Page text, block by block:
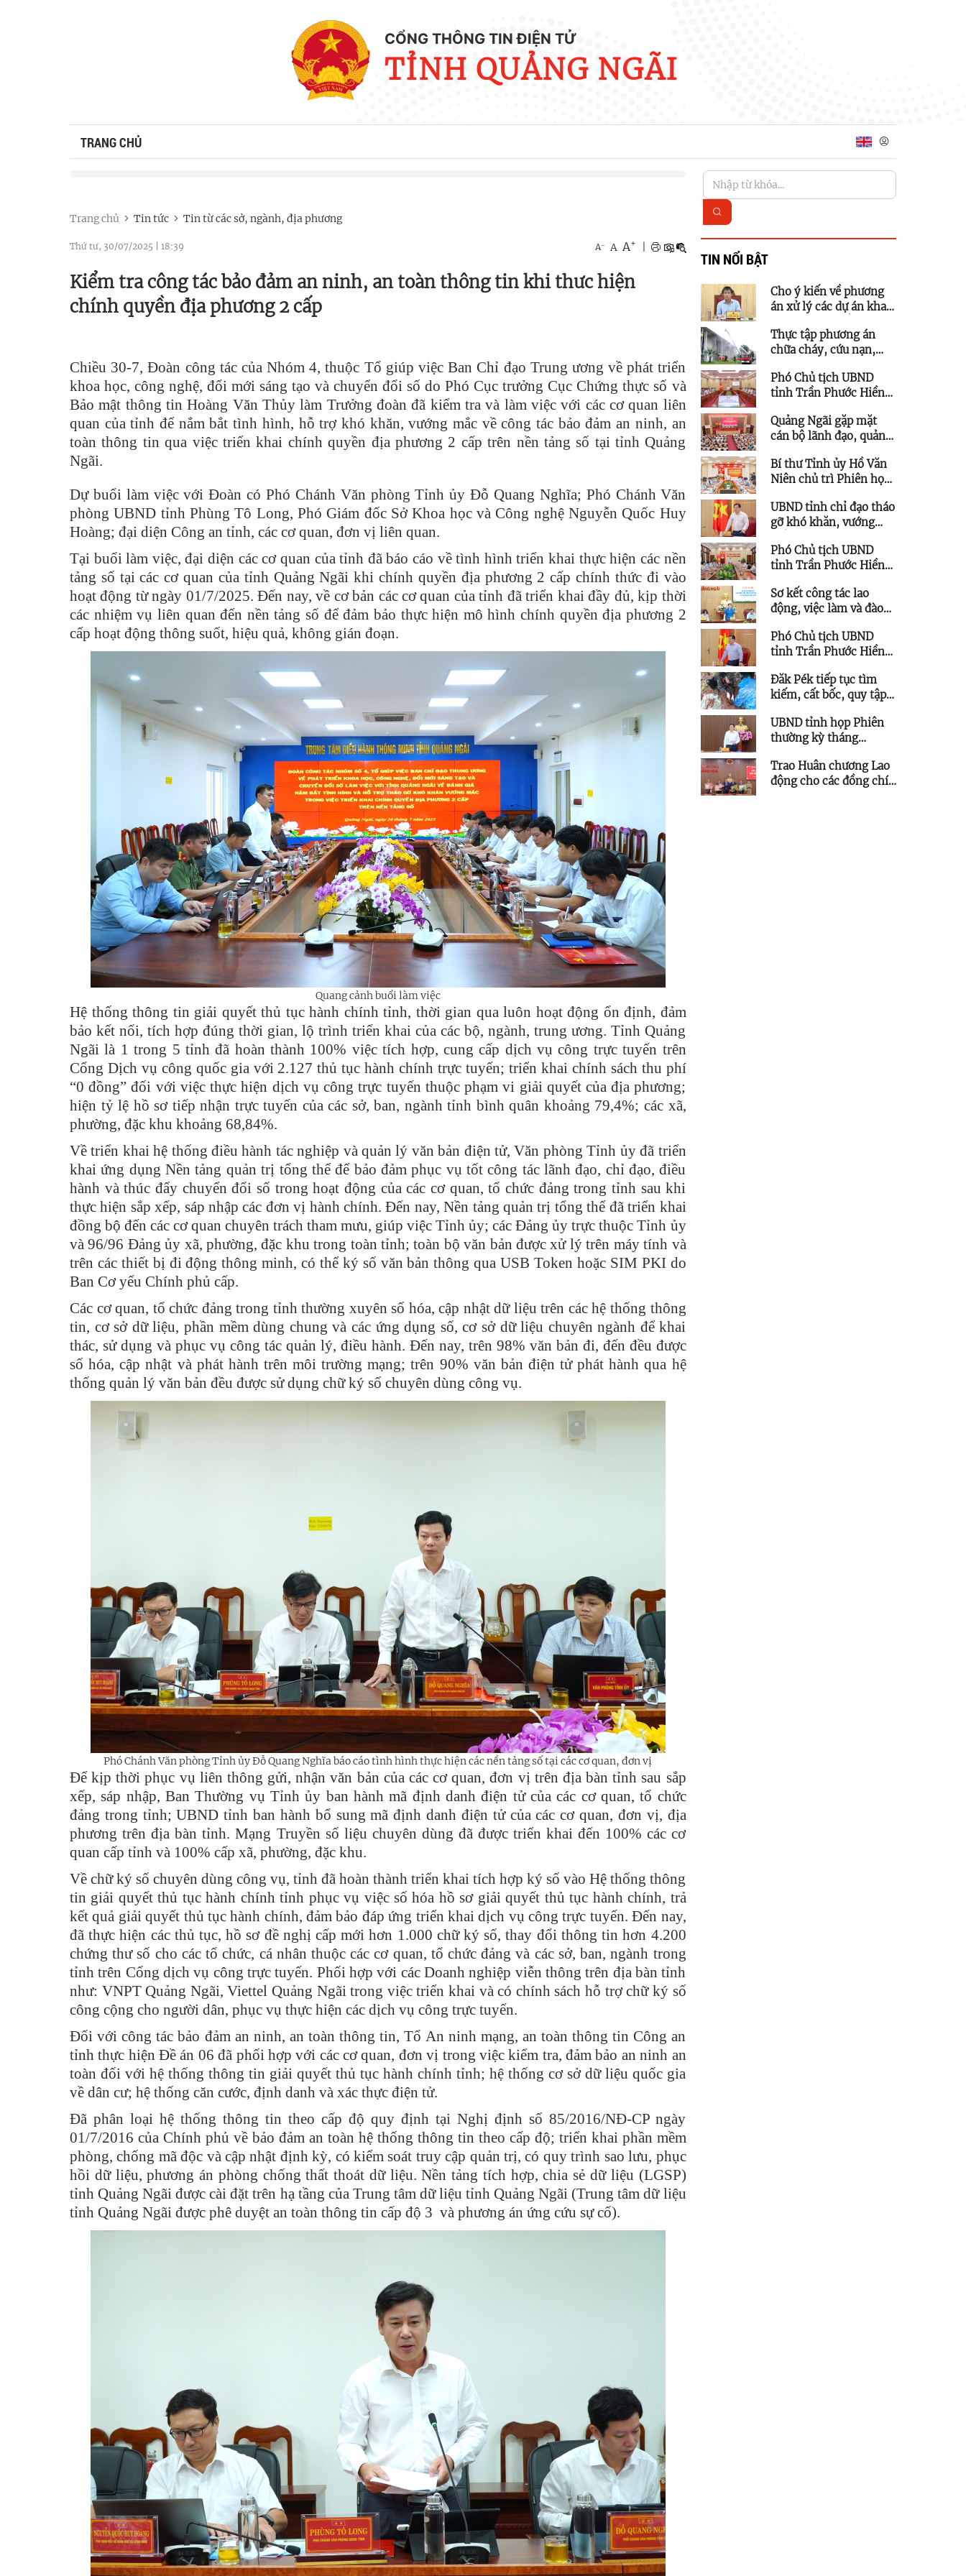
CỔNG THÔNG TIN ĐIỆN TỬ
TỈNH QUẢNG NGÃI
TRANG CHỦ
Trang chủ Tin tức Tin từ các sở, ngành, địa phương
Thứ tư, 30/07/2025 18:39 A- A A+
Kiểm tra công tác bảo đảm an ninh, an toàn thông tin khi thưc hiện
chính quyền địa phương 2 cấp
Chiều 30-7, Đoàn công tác của Nhóm 4, thuộc Tổ giúp việc Ban Chỉ đạo Trung ương về phát triển
khoa học, công nghệ, đổi mới sáng tạo và chuyển đổi số do Phó Cục trưởng Cục Chứng thực số và
Bảo mật thông tin Hoàng Văn Thủy làm Trưởng đoàn đã kiểm tra và làm việc với các cơ quan liên
quan của tỉnh để nắm bắt tình hình, hỗ trợ khó khăn, vướng mắc về công tác bảo đảm an ninh, an
toàn thông tin qua việc triển khai chính quyền địa phương 2 cấp trên nền tảng số tại tỉnh Quảng
Ngãi.
Dự buổi làm việc với Đoàn có Phó Chánh Văn phòng Tỉnh ủy Đỗ Quang Nghĩa; Phó Chánh Văn
phòng UBND tỉnh Phùng Tô Long, Phó Giám đốc Sở Khoa học và Công nghệ Nguyễn Quốc Huy
Hoàng; đại diện Công an tỉnh, các cơ quan, đơn vị liên quan.
Tại buổi làm việc, đại diện các cơ quan của tỉnh đã báo cáo về tình hình triển khai thực hiện các nền
tảng số tại các cơ quan của tỉnh Quảng Ngãi khi chính quyền địa phương 2 cấp chính thức đi vào
hoạt động từ ngày 01/7/2025. Đến nay, về cơ bản các cơ quan của tỉnh đã triển khai đầy đủ, kịp thời
các nhiệm vụ liên quan đến nền tảng số để đảm bảo thực hiện mô hình chính quyền địa phương 2
cấp hoạt động thông suốt, hiệu quả, không gián đoạn.
Quang cảnh buổi làm việc
Hệ thống thông tin giải quyết thủ tục hành chính tỉnh, thời gian qua luôn hoạt động ổn định, đảm
bảo kết nối, tích hợp đúng thời gian, lộ trình triển khai của các bộ, ngành, trung ương. Tỉnh Quảng
Ngãi là 1 trong 5 tỉnh đã hoàn thành 100% việc tích hợp, cung cấp dịch vụ công trực tuyến trên
Cổng Dịch vụ công quốc gia với 2.127 thủ tục hành chính trực tuyến; triển khai chính sách thu phí
“0 đồng” đối với việc thực hiện dịch vụ công trực tuyến thuộc phạm vi giải quyết của địa phương;
hiện tỷ lệ hồ sơ tiếp nhận trực tuyến của các sở, ban, ngành tỉnh bình quân khoảng 79,4%; các xã,
phường, đặc khu khoảng 68,84%.
Về triển khai hệ thống điều hành tác nghiệp và quản lý văn bản điện tử, Văn phòng Tỉnh ủy đã triển
khai ứng dụng Nền tảng quản trị tổng thể để bảo đảm phục vụ tốt công tác lãnh đạo, chỉ đạo, điều
hành và thúc đẩy chuyển đổi số trong hoạt động của các cơ quan, tổ chức đảng trong tỉnh sau khi
thực hiện sắp xếp, sáp nhập các đơn vị hành chính. Đến nay, Nền tảng quản trị tổng thể đã triển khai
đồng bộ đến các cơ quan chuyên trách tham mưu, giúp việc Tỉnh ủy; các Đảng ủy trực thuộc Tỉnh ủy
và 96/96 Đảng ủy xã, phường, đặc khu trong toàn tỉnh; toàn bộ văn bản được xử lý trên máy tính và
trên các thiết bị đi động thông minh, có thể ký số văn bản thông qua USB Token hoặc SIM PKI do
Ban Cơ yếu Chính phủ cấp.
Các cơ quan, tổ chức đảng trong tỉnh thường xuyên số hóa, cập nhật dữ liệu trên các hệ thống thông
tin, cơ sở dữ liệu, phần mềm dùng chung và các ứng dụng số, cơ sở dữ liệu chuyên ngành để khai
thác, sử dụng và phục vụ công tác quản lý, điều hành. Đến nay, trên 98% văn bản đi, đến đều được
số hóa, cập nhật và phát hành trên môi trường mạng; trên 90% văn bản điện tử phát hành qua hệ
thống quản lý văn bản đều được sử dụng chữ ký số chuyên dùng công vụ.
Phó Chánh Văn phòng TỉnhủyĐỗ Quang Nghĩa báo cáo tình hình thực hiện các nền tảng số tại các cơ quan, đơn vị
Để kịp thời phục vụ liên thông gửi, nhận văn bản của các cơ quan, đơn vị trên địa bàn tỉnh sau sắp
xếp, sáp nhập, Ban Thường vụ Tỉnh ủy ban hành mã định danh điện tử của các cơ quan, tổ chức
đảng trong tỉnh; UBND tỉnh ban hành bổ sung mã định danh điện tử của các cơ quan, đơn vị, địa
phương trên địa bàn tỉnh. Mạng Truyền số liệu chuyên dùng đã được triển khai đến 100% các cơ
quan cấp tỉnh và 100% cấp xã, phường, đặc khu.
Về chữ ký số chuyên dùng công vụ, tỉnh đã hoàn thành triển khai tích hợp ký số vào Hệ thống thông
tin giải quyết thủ tục hành chính tỉnh phục vụ việc số hóa hồ sơ giải quyết thủ tục hành chính, trả
kết quả giải quyết thủ tục hành chính, đảm bảo đáp ứng triển khai dịch vụ công trực tuyến. Đến nay,
đã thực hiện các thủ tục, hồ sơ đề nghị cấp mới hơn 1.000 chữ ký số, thay đổi thông tin hơn 4.200
chứng thư số cho các tổ chức, cá nhân thuộc các cơ quan, tổ chức đảng và các sở, ban, ngành trong
tỉnh trên Cổng dịch vụ công trực tuyến. Phối hợp với các Doanh nghiệp viễn thông trên địa bàn tỉnh
như: VNPT Quảng Ngãi, Viettel Quảng Ngãi trong việc triển khai và có chính sách hỗ trợ chữ ký số
công cộng cho người dân, phục vụ thực hiện các dịch vụ công trực tuyến.
Đối với công tác bảo đảm an ninh, an toàn thông tin, Tổ An ninh mạng, an toàn thông tin Công an
tỉnh thực hiện Đề án 06 đã phối hợp với các cơ quan, đơn vị trong việc kiểm tra, đảm bảo an ninh an
toàn đối với hệ thống thông tin giải quyết thủ tục hành chính tỉnh; hệ thống cơ sở dữ liệu quốc gia
về dân cư; hệ thống căn cước, định danh và xác thực điện tử.
Đã phân loại hệ thống thông tin theo cấp độ quy định tại Nghị định số 85/2016/NĐ-CP ngày
01/7/2016 của Chính phủ về bảo đảm an toàn hệ thống thông tin theo cấp độ; triển khai phần mềm
phòng, chống mã độc và cập nhật định kỳ, có kiểm soát truy cập quản trị, có quy trình sao lưu, phục
hồi dữ liệu, phương án phòng chống thất thoát dữ liệu. Nền tảng tích hợp, chia sẻ dữ liệu (LGSP)
tỉnh Quảng Ngãi được cài đặt trên hạ tầng của Trung tâm dữ liệu tỉnh Quảng Ngãi (Trung tâm dữ liệu
tỉnh Quảng Ngãi được phê duyệt an toàn thông tin cấp độ 3 và phương án ứng cứu sự cố).
TIN NỔI BẬT
Cho ý kiến về phương
án xử lý các dự án khai
triển kết cấu hạ tầng
trên địa bàn phía Tây
Thực tập phương án
chữa cháy, cứu nạn,
Hội nghị và Triển lãm
tỉnh Quảng Ngãi
Phó Chủ tịch UBND
tỉnh Trần Phước Hiền
triển khai thực hiện
Nghị quyết 57
Quảng Ngãi gặp mặt
cán bộ lãnh đạo, quản
Thường vụ Tỉnh ủy
quản lý được quy hoạch
Bí thư Tỉnh ủy Hồ Văn
Niên chủ trì Phiên họp
trình trọng điểm
UBND tỉnh chỉ đạo tháo
gỡ khó khăn, vướng
đọng, kéo dài
Phó Chủ tịch UBND
tỉnh Trần Phước Hiền
Ứng dụng Khoa học và
Công nghệ
Sơ kết công tác lao
động, việc làm và đào
năm 2026
Phó Chủ tịch UBND
tỉnh Trần Phước Hiền
mắc các dự án lưới điện
trên địa bàn tỉnh
Đăk Pék tiếp tục tìm
kiếm, cất bốc, quy tập
UBND tỉnh họp Phiên
thường kỳ tháng
Trao Huân chương Lao
động cho các đồng chí